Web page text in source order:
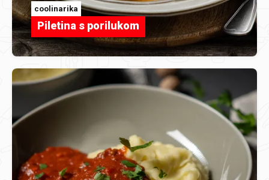
coolinarika
Piletina s porilukom